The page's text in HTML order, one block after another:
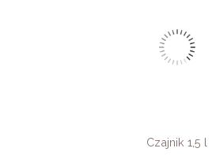
Czajnik 1,5 l